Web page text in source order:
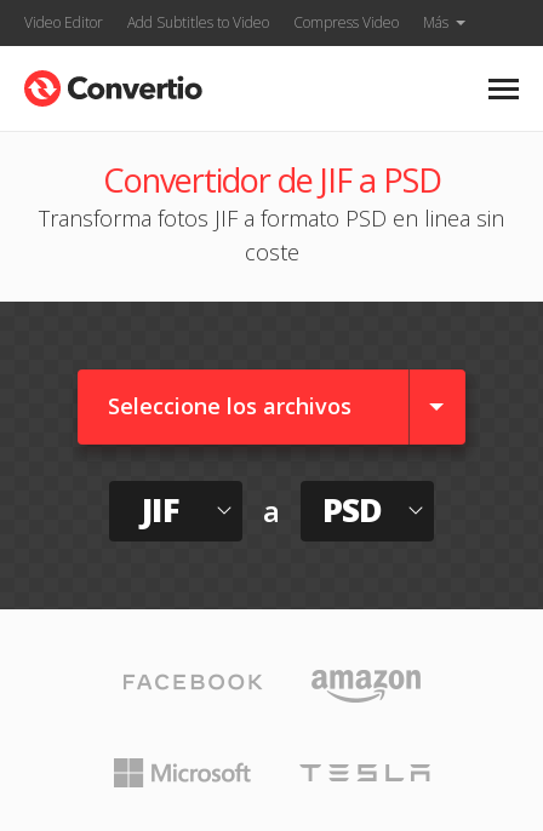
Video Editor Add Subtitles to Video Compress Video Más
Convertidor de JIF a PSD
Transforma fotos JIF a formato PSD en linea sin
coste
Seleccione los archivos
JIF a PSD